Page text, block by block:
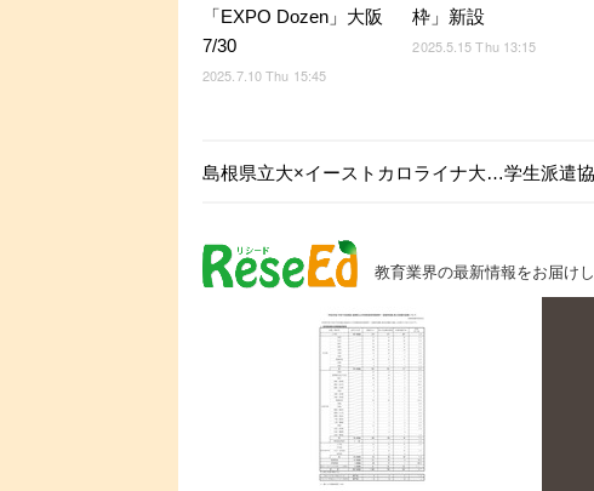
「EXPO Dozen」大阪
7/30
2025.7.10 Thu 15:45
枠」新設
2025.5.15 Thu 13:15
島根県立大×イーストカロライナ大…学生派遣
教育業界の最新情報をお届けし